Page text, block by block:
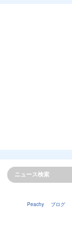
Peachy ブログ